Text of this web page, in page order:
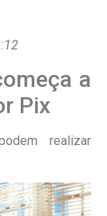
a
Pix
realizar